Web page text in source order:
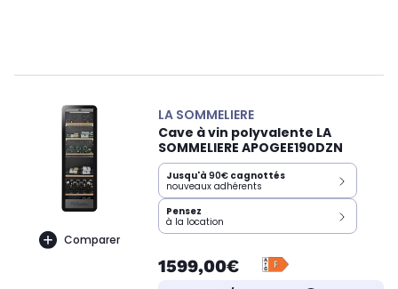
Comparer
LA SOMMELIERE
Cave à vin polyvalente LA
SOMMELIERE APOGEE190DZN
Jusqu'à 90€ cagnottés
nouveaux adhérents
Pensez
à la location
1599,00€